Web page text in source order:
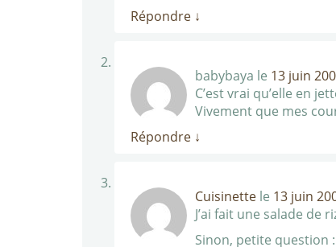
Répondre ↓
babybaya le 13 juin
C’est vrai qu’elle en
Vivement que mes
Répondre ↓
Cuisinette le 13 juin
J’ai fait une salade de
Sinon, petite question